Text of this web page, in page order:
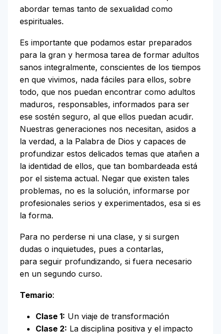
abordar temas tanto de sexualidad como
espirituales.
Es importante que podamos estar preparados
para la gran y hermosa tarea de formar adultos
sanos integralmente, conscientes de los tiempos
en que vivimos, nada fáciles para ellos, sobre
todo, que nos puedan encontrar como adultos
maduros, responsables, informados para ser
ese sostén seguro, al que ellos puedan acudir.
Nuestras generaciones nos necesitan, asidos a
la verdad, a la Palabra de Dios y capaces de
profundizar estos delicados temas que atañen a
la identidad de ellos, que tan bombardeada está
por el sistema actual. Negar que existen tales
problemas, no es la solución, informarse por
profesionales serios y experimentados, esa si es
la forma.
Para no perderse ni una clase, y si surgen
dudas o inquietudes, pues a contarlas,
para seguir profundizando, si fuera necesario
en un segundo curso.
Temario:
Clase 1: Un viaje de transformación
Clase 2: La disciplina positiva y el impacto